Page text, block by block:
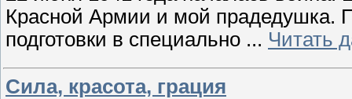
Красной Армии и мой прадедушка.
подготовки в специально ... Читать
Сила, красота, грация